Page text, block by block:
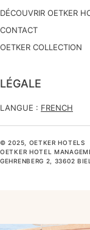
DÉCOUVRIR OETKER
CONTACT
OETKER COLLECTION
LÉGALE
LANGUE : FRENCH
© 2025, OETKER HOTELS
OETKER HOTEL
GEHRENBERG 2, 33602